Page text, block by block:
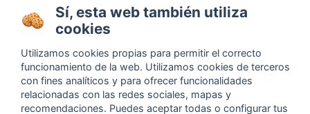
Subscriu-te al nostre butlletí de notícies
email
Sobre
Termes i condicions
Anuncis / Feina
Timeline
Sí, esta web también utiliza
cookies
Utilizamos cookies propias para permitir el correcto
funcionamiento de la web. Utilizamos cookies de terceros
con fines analíticos y para ofrecer funcionalidades
relacionadas con las redes sociales, mapas y
recomendaciones. Puedes aceptar todas o configurar tus